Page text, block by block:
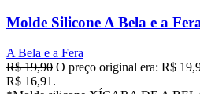
Molde Silicone A Bela e a
A Bela e a Fera
R$19,90 O preço original era: R$
R$ 16,91.